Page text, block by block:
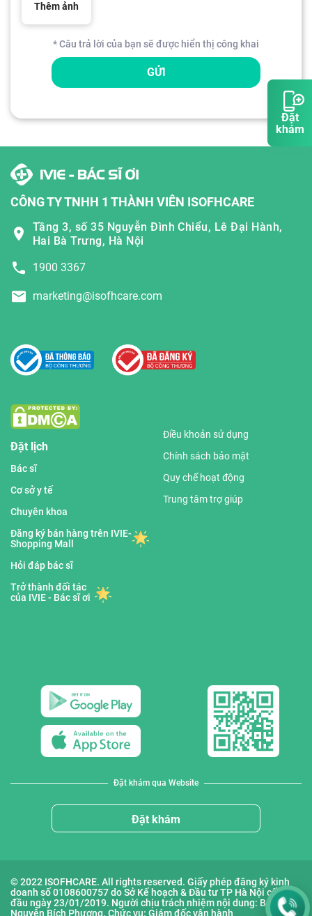
Đặt
khám
Thêm ảnh
* Câu trả lời của bạn sẽ được hiển thị công khai
GỬI
CÔNG TY TNHH 1 THÀNH VIÊN ISOFHCARE
Tầng 3, số 35 Nguyễn Đình Chiểu, Lê Đại Hành,
Hai Bà Trưng, Hà Nội
1900 3367
marketing@isofhcare.com
Đặt lịch
Bác sĩ
Cơ sở y tế
Chuyên khoa
Đăng ký bán hàng trên IVIE-
Shopping Mall
Hỏi đáp bác sĩ
Trở thành đối tác
của IVIE - Bác sĩ ơi
Điều khoản sử dụng
Chính sách bảo mật
Quy chế hoạt động
Trung tâm trợ giúp
Đặt khám qua Website
Đặt khám
© 2022 ISOFHCARE. All rights reserved. Giấy phép đăng ký kinh
doanh số 0108600757 do Sở Kế hoạch & Đầu tư TP Hà Nội cấp lần
đầu ngày 23/01/2019. Người chịu trách nhiệm nội dung: Bà
Nguyễn Bích Phượng. Chức vụ: Giám đốc vận hành